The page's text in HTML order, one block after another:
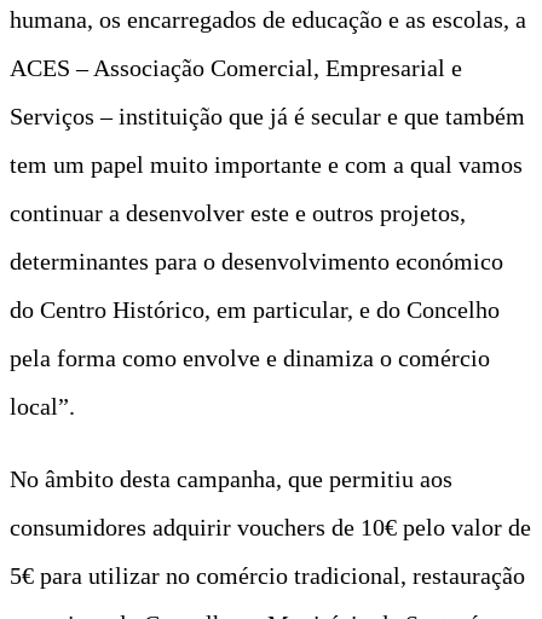
humana, os encarregados de educação e as escolas, a
ACES – Associação Comercial, Empresarial e
Serviços – instituição que já é secular e que também
tem um papel muito importante e com a qual vamos
continuar a desenvolver este e outros projetos,
determinantes para o desenvolvimento económico
do Centro Histórico, em particular, e do Concelho
pela forma como envolve e dinamiza o comércio
local”.
No âmbito desta campanha, que permitiu aos
consumidores adquirir vouchers de 10€ pelo valor de
5€ para utilizar no comércio tradicional, restauração